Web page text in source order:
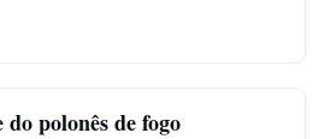
polonês de fogo